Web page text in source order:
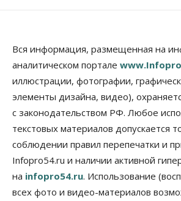
социальных объектах
07 Августа 2026, 12:35
Синоптики рассказали о погоде в
на выходных
07 Августа 2026, 12:00
Общество
Жители Новосибирска смогут
повысить свою пенсию
Вся информация, размещенная на
аналитическом портале
иллюстрации, фотографии,
элементы дизайна, видео),
с законодательством РФ. Любое
текстовых материалов допускается
соблюдении правил перепечатки и
Infopro54.ru и наличии активной
на infopro54.ru. Использование
всех фото и видео-материалов